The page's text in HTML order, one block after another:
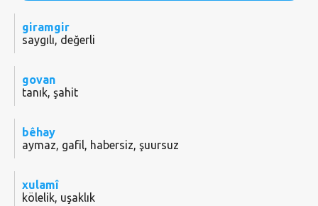
giramgir
saygılı, değerli
govan
tanık, şahit
bêhay
aymaz, gafil, habersiz, şuursuz
xulamî
kölelik, uşaklık